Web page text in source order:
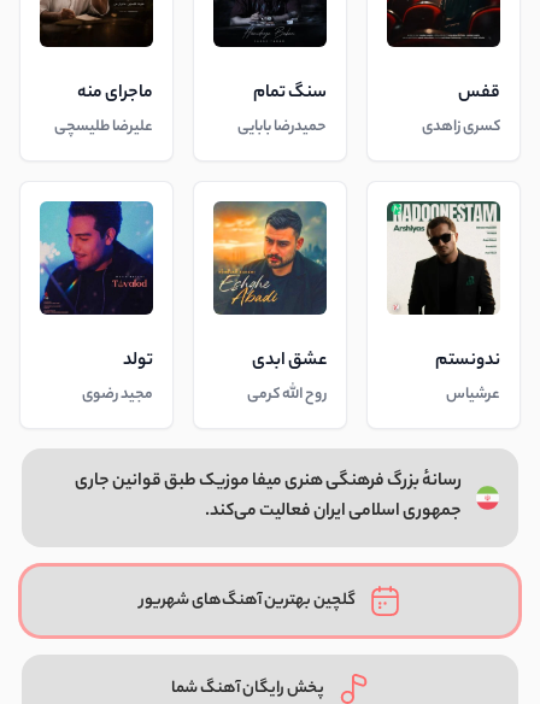
قفس
کسری زاهدی
سنگ تمام
حمیدرضا بابایی
ماجرای منه
علیرضا طلیسچی
ندونستم
عرشیاس
عشق ابدی
روح الله کرمی
تولد
مجید رضوی
رسانهٔ بزرگ فرهنگی هنری میفا موزیک طبق قوانین جاری
جمهوری اسلامی ایران فعالیت می‌کند.
گلچین بهترین آهنگ‌های شهریور
پخش رایگان آهنگ شما